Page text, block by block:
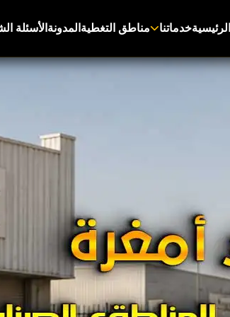
الرئيسيةخدماتنا مناطق التغطية المدونة الأسئلة